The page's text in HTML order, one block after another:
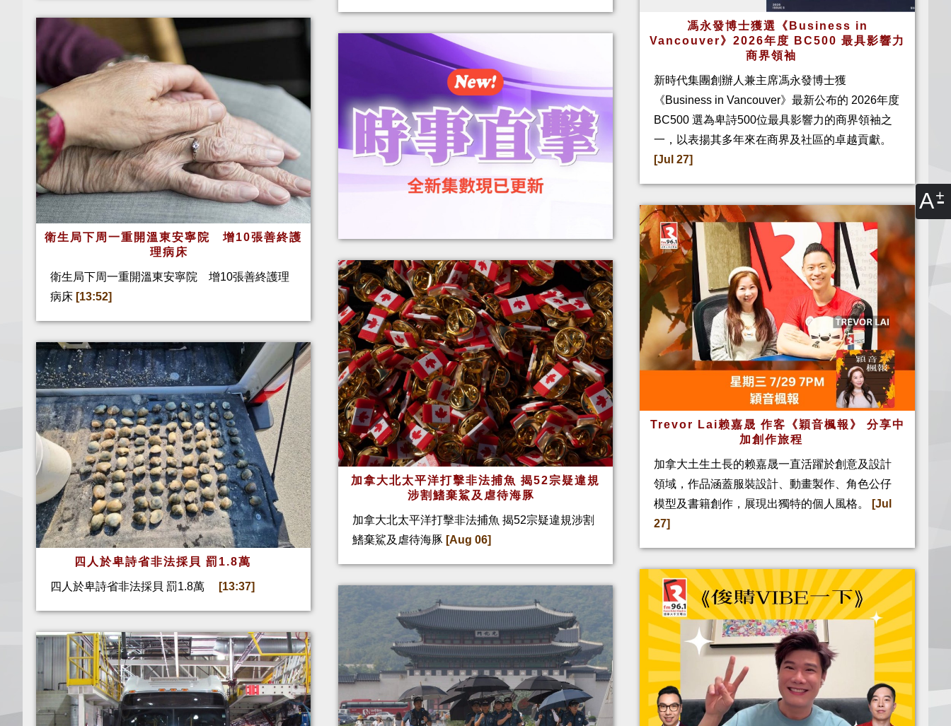
A
衛生局下周一重開溫東安寧院 增10張善終護
理病床
衛生局下周一重開溫東安寧院 增10張善終護理
病床 [13:52]
四人於卑詩省非法採貝 罰1.8萬
四人於卑詩省非法採貝 罰1.8萬 [13:37]
加拿大北太平洋打擊非法捕魚 揭52宗疑違規
涉割鰭棄鯊及虐待海豚
加拿大北太平洋打擊非法捕魚 揭52宗疑違規涉割
鰭棄鯊及虐待海豚 [Aug 06]
馮永發博士獲選《Business in
Vancouver》2026年度 BC500 最具影響力
商界領袖
新時代集團創辦人兼主席馮永發博士獲
《Business in Vancouver》最新公布的 2026年度
BC500 選為卑詩500位最具影響力的商界領袖之
一，以表揚其多年來在商界及社區的卓越貢獻。
[Jul 27]
Trevor Lai赖嘉晟 作客《穎音楓報》 分享中
加創作旅程
加拿大土生土長的赖嘉晟一直活躍於創意及設計
領域，作品涵蓋服裝設計、動畫製作、角色公仔
模型及書籍創作，展現出獨特的個人風格。
[Jul
27]